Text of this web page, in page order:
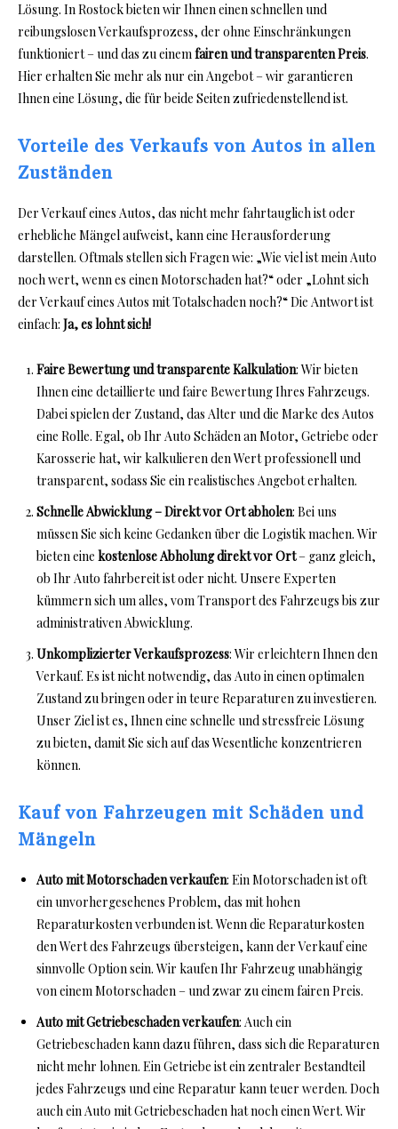
Lösung. In Rostock bieten wir Ihnen einen schnellen und
reibungslosen Verkaufsprozess, der ohne Einschränkungen
funktioniert – und das zu einemfairen und transparenten Preis.
Hier erhalten Sie mehr als nur ein Angebot – wir garantieren
Ihnen eine Lösung, die für beide Seiten zufriedenstellend ist.
Vorteile des Verkaufs von Autos in allen
Zuständen
Der Verkauf eines Autos, das nicht mehr fahrtauglich ist oder
erhebliche Mängel aufweist, kann eine Herausforderung
darstellen. Oftmals stellen sich Fragen wie: „Wie viel ist mein Auto
noch wert, wenn es einen Motorschaden hat?“ oder „Lohnt sich
der Verkauf eines Autos mit Totalschaden noch?“ Die Antwort ist
einfach: Ja, es lohnt sich!
Faire Bewertung und transparente Kalkulation: Wir bieten
Ihnen eine detaillierte und faire Bewertung Ihres Fahrzeugs.
Dabei spielen der Zustand, das Alter und die Marke des Autos
eine Rolle. Egal, ob Ihr Auto Schäden an Motor, Getriebe oder
Karosserie hat, wir kalkulieren den Wert professionell und
transparent, sodass Sie ein realistisches Angebot erhalten.
Schnelle Abwicklung – Direkt vor Ort abholen: Bei uns
müssen Sie sich keine Gedanken über die Logistik machen. Wir
bieten eine kostenlose Abholung direkt vor Ort– ganz gleich,
ob Ihr Auto fahrbereit ist oder nicht. Unsere Experten
kümmern sich um alles, vom Transport des Fahrzeugs bis zur
administrativen Abwicklung.
Unkomplizierter Verkaufsprozess: Wir erleichtern Ihnen den
Verkauf. Es ist nicht notwendig, das Auto in einen optimalen
Zustand zu bringen oder in teure Reparaturen zu investieren.
Unser Ziel ist es, Ihnen eine schnelle und stressfreie Lösung
zu bieten, damit Sie sich auf das Wesentliche konzentrieren
können.
Kauf von Fahrzeugen mit Schäden und
Mängeln
Auto mit Motorschaden verkaufen: Ein Motorschaden ist oft
ein unvorhergesehenes Problem, das mit hohen
Reparaturkosten verbunden ist. Wenn die Reparaturkosten
den Wert des Fahrzeugs übersteigen, kann der Verkauf eine
sinnvolle Option sein. Wir kaufen Ihr Fahrzeug unabhängig
von einem Motorschaden – und zwar zu einem fairen Preis.
Auto mit Getriebeschaden verkaufen: Auch ein
Getriebeschaden kann dazu führen, dass sich die Reparaturen
nicht mehr lohnen. Ein Getriebe ist ein zentraler Bestandteil
jedes Fahrzeugs und eine Reparatur kann teuer werden. Doch
auch ein Auto mit Getriebeschaden hat noch einen Wert. Wir